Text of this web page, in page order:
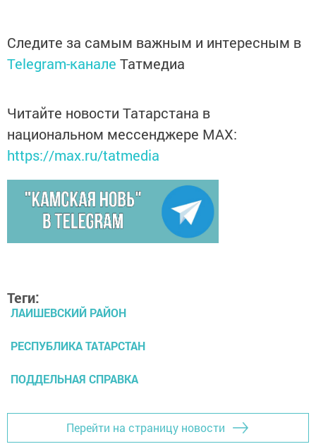
Следите за самым важным и интересным в
Telegram-канале Татмедиа
Читайте новости Татарстана в
национальном мессенджере MАХ:
https://max.ru/tatmedia
Теги:
ЛАИШЕВСКИЙ РАЙОН
РЕСПУБЛИКА ТАТАРСТАН
ПОДДЕЛЬНАЯ СПРАВКА
Перейти на страницу новости